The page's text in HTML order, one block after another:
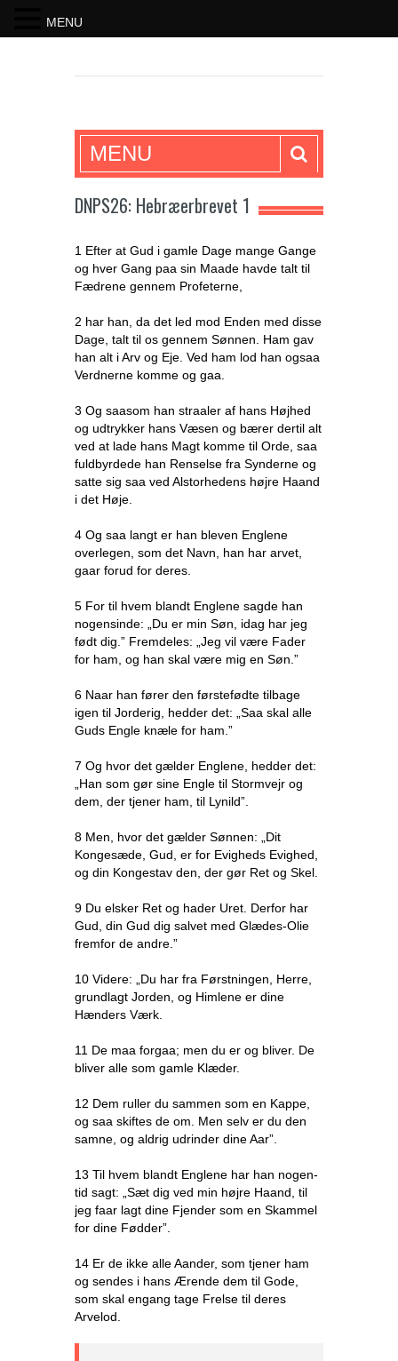
SKRIFTEN
MENU
DNPS26: Hebræerbrevet 1
1 Efter at Gud i gamle Dage mange Gange
og hver Gang paa sin Maade havde talt til
Fædrene gennem Profeterne,
2 har han, da det led mod Enden med disse
Dage, talt til os gennem Sønnen. Ham gav
han alt i Arv og Eje. Ved ham lod han ogsaa
Verdnerne komme og gaa.
3 Og saasom han straaler af hans Højhed
og udtrykker hans Væsen og bærer dertil alt
ved at lade hans Magt komme til Orde, saa
fuldbyrdede han Renselse fra Synderne og
satte sig saa ved Alstorhedens højre Haand
i det Høje.
4 Og saa langt er han bleven Englene
overlegen, som det Navn, han har arvet,
gaar forud for deres.
5 For til hvem blandt Englene sagde han
nogensinde: „Du er min Søn, idag har jeg
født dig.” Fremdeles: „Jeg vil være Fader
for ham, og han skal være mig en Søn.”
6 Naar han fører den førstefødte tilbage
igen til Jorderig, hedder det: „Saa skal alle
Guds Engle knæle for ham.”
7 Og hvor det gælder Englene, hedder det:
„Han som gør sine Engle til Stormvejr og
dem, der tjener ham, til Lynild”.
8 Men, hvor det gælder Sønnen: „Dit
Kongesæde, Gud, er for Evigheds Evighed,
og din Kongestav den, der gør Ret og Skel.
9 Du elsker Ret og hader Uret. Derfor har
Gud, din Gud dig salvet med Glædes-Olie
fremfor de andre.”
10 Videre: „Du har fra Førstningen, Herre,
grundlagt Jorden, og Himlene er dine
Hænders Værk.
11 De maa forgaa; men du er og bliver. De
bliver alle som gamle Klæder.
12 Dem ruller du sammen som en Kappe,
og saa skiftes de om. Men selv er du den
samne, og aldrig udrinder dine Aar”.
13 Til hvem blandt Englene har han nogen-
tid sagt: „Sæt dig ved min højre Haand, til
jeg faar lagt dine Fjender som en Skammel
for dine Fødder”.
14 Er de ikke alle Aander, som tjener ham
og sendes i hans Ærende dem til Gode,
som skal engang tage Frelse til deres
Arvelod.
MENU